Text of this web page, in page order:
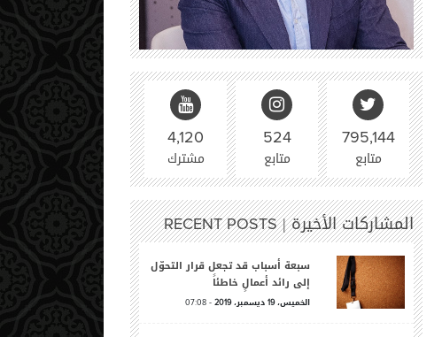
795,144
متابع
524
متابع
4,120
مشترك
المشاركات الأخيرة |RECENT POSTS
سبعة أسباب قد تجعل قرار التحوّل
إلى رائد أعمالٍ خاطئاً
الخميس،19ديسمبر،2019
-
07:08